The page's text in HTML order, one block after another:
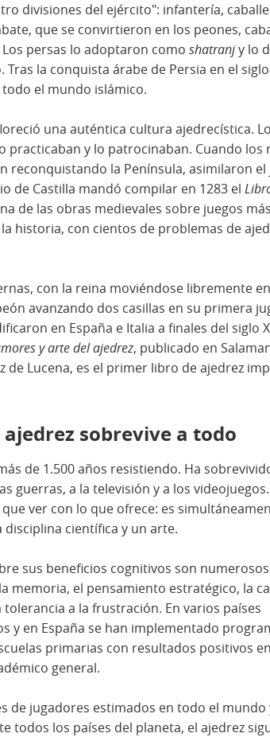
divisiones del ejército": infantería,
que se convirtieron en los peones,
persas lo adoptaron como shatranjy lo
Tras la conquista árabe de Persia en el
el mundo islámico.
una auténtica cultura ajedrecística.
practicaban y lo patrocinaban. Cuando los
reconquistando la Península, asimilaron el
de Castilla mandó compilar en 1283 el
de las obras medievales sobre juegos más
historia, con cientos de problemas de
con la reina moviéndose libremente
avanzando dos casillas en su primera
en España e Italia a finales del siglo
y arte del ajedrez, publicado en
de Lucena, es el primer libro de ajedrez
ajedrez sobrevive a todo
de 1.500 años resistiendo. Ha
guerras, a la televisión y a los
ver con lo que ofrece: es
científica y un arte.
sus beneficios cognitivos son
memoria, el pensamiento estratégico, la
a la frustración. En varios países
y en España se han implementado
primarias con resultados positivos
general.
de jugadores estimados en todo el mundo
todos los países del planeta, el ajedrez